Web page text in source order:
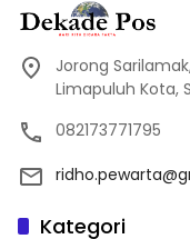
Jorong
Limapuluh Kota,
082173771795
Kategori